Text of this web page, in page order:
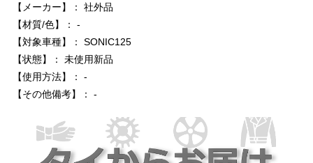
【メーカー】： 社外品
【材質/色】： -
【対象車種】： SONIC125
【状態】： 未使用新品
【使用方法】： -
【その他備考】： -